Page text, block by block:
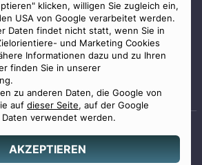
klicken, willigen Sie zugleich ein,
USA von Google verarbeitet werden.
Daten findet nicht statt, wenn Sie in
und Marketing Cookies
Informationen dazu und zu Ihren
finden Sie in unserer
zu anderen Daten, die Google von
auf dieser Seite, auf der Google
verwendet werden.
AKZEPTIEREN
Staatlich geprüfter
Rechte vorbehalten.